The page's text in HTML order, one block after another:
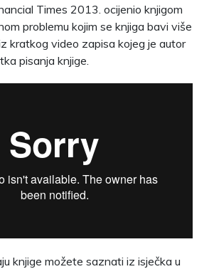
Times 2013. ocijenio knjigom
problemu kojim se knjiga bavi više
kratkog video zapisa kojeg je autor
pisanja knjige.
knjige možete saznati iz isječka u